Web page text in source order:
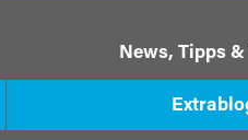
News, Tipps